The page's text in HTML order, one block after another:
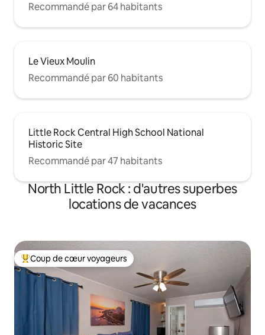
Recommandé par 64 habitants
Le Vieux Moulin
Recommandé par 60 habitants
Little Rock Central High School National
Historic Site
Recommandé par 47 habitants
North Little Rock : d'autres superbes
locations de vacances
Coups de cœur voyageurs les plus appréciés
Coup de cœur voyageurs